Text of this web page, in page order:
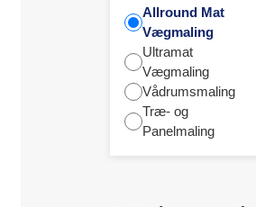
Allround Mat
Vægmaling
Ultramat
Vægmaling
Vådrumsmaling
Træ- og
Panelmaling